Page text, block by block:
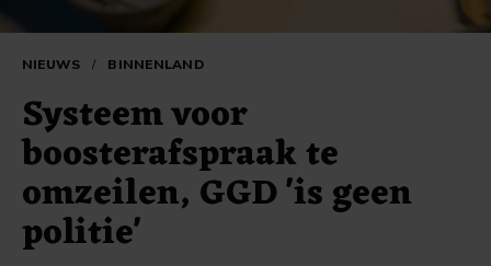
NIEUWS / BINNENLAND
Systeem voor
boosterafspraak te
omzeilen, GGD 'is geen
politie'